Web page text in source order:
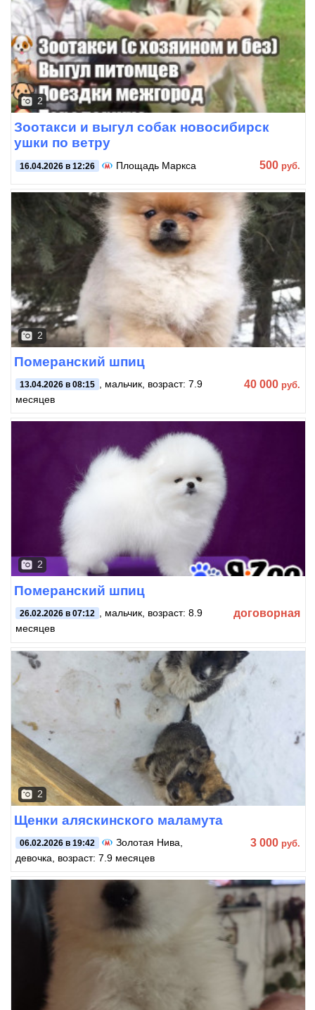
2
Зоотакси и выгул собак новосибирск
ушки по ветру
16.04.2026 в 12:26 Площадь Маркса 500 руб.
2
Померанский шпиц
13.04.2026 в 08:15
, мальчик, возраст: 7.9
месяцев
40 000 руб.
2
Померанский шпиц
26.02.2026 в 07:12 , мальчик, возраст: 8.9
месяцев
договорная
2
Щенки аляскинского маламута
06.02.2026 в 19:42 Золотая Нива
девочка, возраст: 7.9 месяцев
3 000 руб.